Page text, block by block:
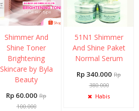
Shimmer And
Shine Toner
Brightening
Skincare by Byla
Beauty
Rp 60.000 Rp
100.000
51N1 Shimmer
And Shine Paket
Normal Serum
Rp 340.000 Rp
380.000
Habis